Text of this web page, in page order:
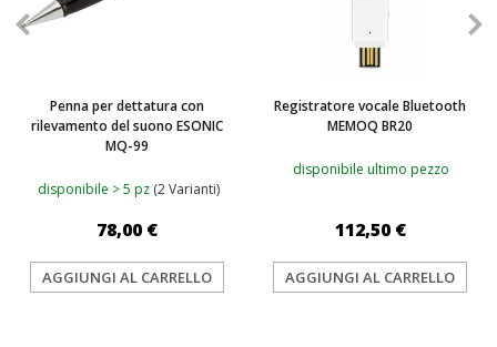
Penna per dettatura con
rilevamento del suono ESONIC
MQ-99
disponibile > 5 pz (2 Varianti)
78,00 €
AGGIUNGI AL CARRELLO
Registratore vocale Bluetooth
MEMOQ BR20
disponibile ultimo pezzo
112,50 €
AGGIUNGI AL CARRELLO